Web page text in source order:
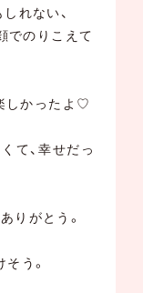
れない、
でのりこえて
しかったよ♡
て、幸せだっ
りがとう。
う。